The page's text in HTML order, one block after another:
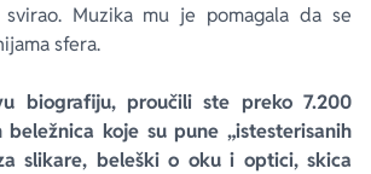
Muzika mu je pomagala da se
sfera.
biografiju, proučili ste preko 7.200
koje su pune „istesterisanih
slikare, beleški o oku i optici, skica